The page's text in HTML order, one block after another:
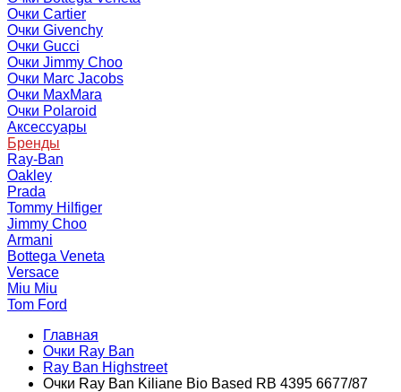
Очки Cartier
Очки Givenchy
Очки Gucci
Очки Jimmy Choo
Очки Marc Jacobs
Очки MaxMara
Очки Polaroid
Аксессуары
Бренды
Ray-Ban
Oakley
Prada
Tommy Hilfiger
Jimmy Choo
Armani
Bottega Veneta
Versace
Miu Miu
Tom Ford
Главная
Очки Ray Ban
Ray Ban Highstreet
Очки Ray Ban Kiliane Bio Based RB 4395 6677/87